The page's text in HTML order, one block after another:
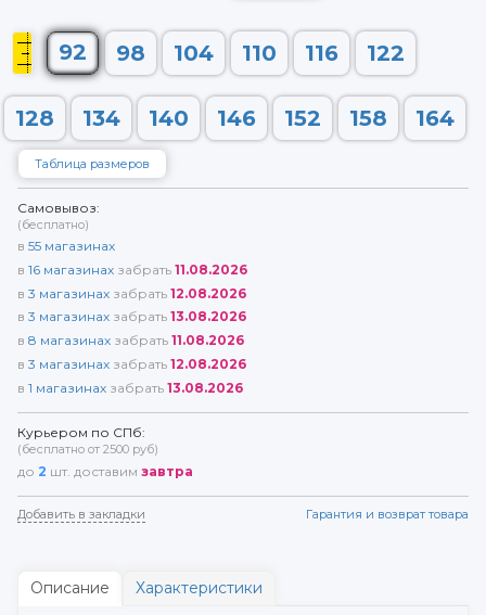
92 98 104 110 116 122
128 134 140 146 152 158 164
Таблица размеров
Самовывоз:
(бесплатно)
в 55 магазинах
в 16 магазинах забрать 11.08.2026
в 3 магазинах забрать 12.08.2026
в 3 магазинах забрать 13.08.2026
в 8 магазинах забрать 11.08.2026
в 3 магазинах забрать 12.08.2026
в 1 магазинах забрать 13.08.2026
Курьером по СПб:
(бесплатно от 2500 руб)
до 2 шт. доставим завтра
Добавить в закладки Гарантия и возврат товара
Описание Характеристики